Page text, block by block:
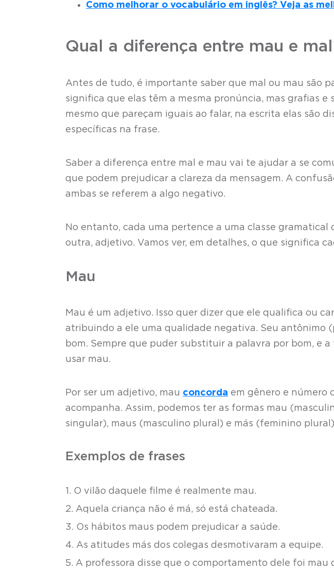
Como melhorar o vocabulário em inglês? Veja as
Qual a diferença entre mau e
Antes de tudo, é importante saber que mal ou mau são
significa que elas têm a mesma pronúncia, mas grafias e
mesmo que pareçam iguais ao falar, na escrita elas são
específicas na frase.
Saber a diferença entre mal e mau vai te ajudar a se
que podem prejudicar a clareza da mensagem. A
ambas se referem a algo negativo.
No entanto, cada uma pertence a uma classe gramatical
outra, adjetivo. Vamos ver, em detalhes, o que significa
Mau
Mau é um adjetivo. Isso quer dizer que ele qualifica ou
atribuindo a ele uma qualidade negativa. Seu antônimo
bom. Sempre que puder substituir a palavra por bom, e
usar mau.
Por ser um adjetivo, mau concorda em gênero e número
acompanha. Assim, podemos ter as formas mau
singular), maus (masculino plural) e más (feminino
Exemplos de frases
1. O vilão daquele filme é realmente mau.
2. Aquela criança não é má, só está chateada.
3. Os hábitos maus podem prejudicar a saúde.
4. As atitudes más dos colegas desmotivaram a equipe.
5. A professora disse que o comportamento dele foi mau